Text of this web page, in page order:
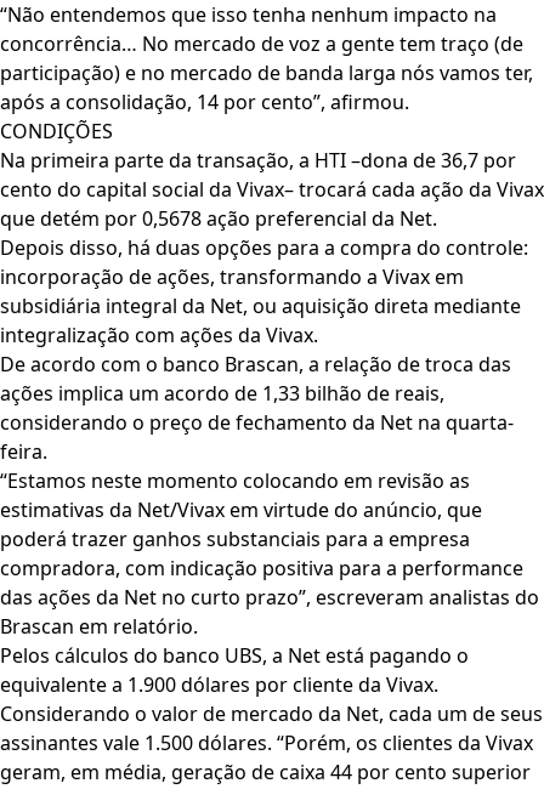
“Não entendemos que isso tenha nenhum impacto na
concorrência… No mercado de voz a gente tem traço (de
participação) e no mercado de banda larga nós vamos ter,
após a consolidação, 14 por cento”, afirmou.
CONDIÇÕES
Na primeira parte da transação, a HTI –dona de 36,7 por
cento do capital social da Vivax– trocará cada ação da Vivax
que detém por 0,5678 ação preferencial da Net.
Depois disso, há duas opções para a compra do controle:
incorporação de ações, transformando a Vivax em
subsidiária integral da Net, ou aquisição direta mediante
integralização com ações da Vivax.
De acordo com o banco Brascan, a relação de troca das
ações implica um acordo de 1,33 bilhão de reais,
considerando o preço de fechamento da Net na quarta-
feira.
“Estamos neste momento colocando em revisão as
estimativas da Net/Vivax em virtude do anúncio, que
poderá trazer ganhos substanciais para a empresa
compradora, com indicação positiva para a performance
das ações da Net no curto prazo”, escreveram analistas do
Brascan em relatório.
Pelos cálculos do banco UBS, a Net está pagando o
equivalente a 1.900 dólares por cliente da Vivax.
Considerando o valor de mercado da Net, cada um de seus
assinantes vale 1.500 dólares. “Porém, os clientes da Vivax
geram, em média, geração de caixa 44 por cento superior